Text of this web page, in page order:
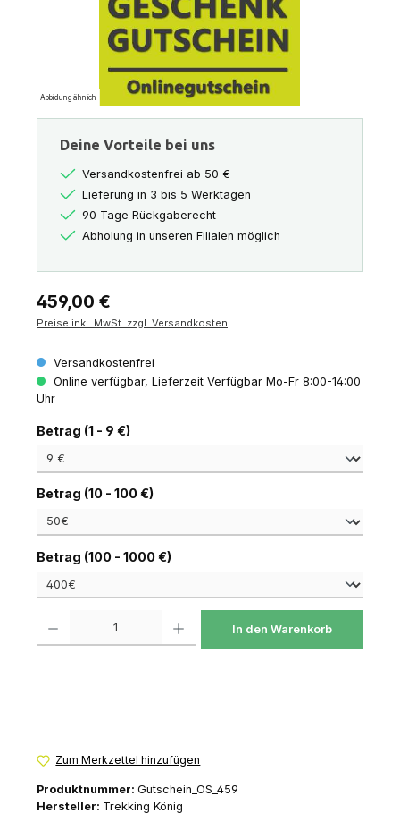
Abbildung ähnlich
Deine Vorteile bei uns
Versandkostenfrei ab 50 €
Lieferung in 3 bis 5 Werktagen
90 Tage Rückgaberecht
Abholung in unseren Filialen möglich
Regulärer Preis:
459,00 €
Preise inkl. MwSt. zzgl. Versandkosten
Versandkostenfrei
Online verfügbar, Lieferzeit Verfügbar Mo-Fr 8:00-14:00
Uhr
Betrag (1 - 9 €)auswählen
Betrag (10 - 100 €)auswählen
Betrag (100 - 1000 €)auswählen
In den Warenkorb
Zum Merkzettel hinzufügen
Produktnummer: Gutschein_OS_459
Hersteller: Trekking König